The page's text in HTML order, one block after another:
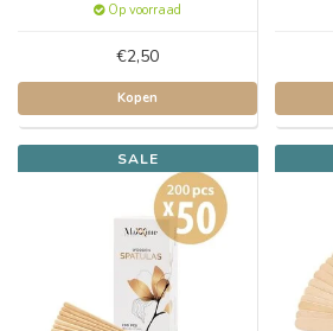
Op voorraad
€2,50
Kopen
SALE